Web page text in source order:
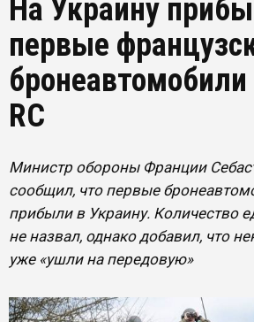
На Украину
первые
RC
Министр обороны Франции
сообщил, что первые
прибыли в Украину. Количество
не назвал, однако добавил, что
уже «ушли на передовую»